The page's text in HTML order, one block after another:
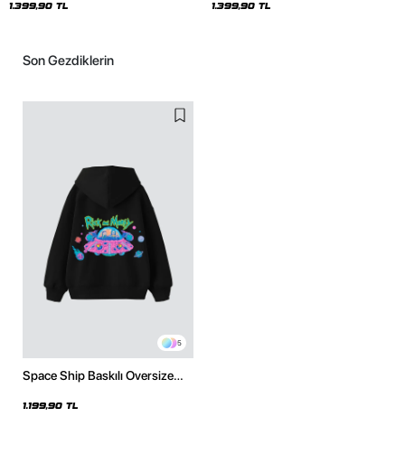
1.399,90 TL 1.399,90 TL
Son Gezdiklerin
5
Space Ship Baskılı Oversize
1.199,90 TL